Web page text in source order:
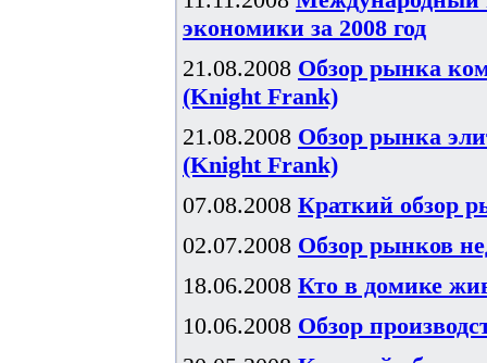
экономики за 2008 год
21.08.2008 Обзор рынка
(Knight Frank)
21.08.2008 Обзор рынка
(Knight Frank)
07.08.2008 Краткий обзор
02.07.2008 Обзор рынков
18.06.2008 Кто в домике
10.06.2008 Обзор